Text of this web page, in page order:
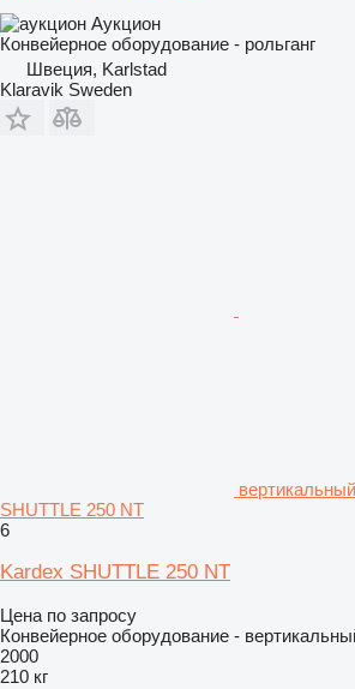
Аукцион
Конвейерное оборудование - рольганг
Швеция, Karlstad
Klaravik Sweden
SHUTTLE 250 NT
6
Kardex SHUTTLE 250 NT
Цена по запросу
Конвейерное оборудование -
2000
210 кг